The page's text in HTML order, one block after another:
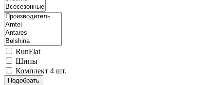
RunFlat
Шипы
Комплект 4 шт.